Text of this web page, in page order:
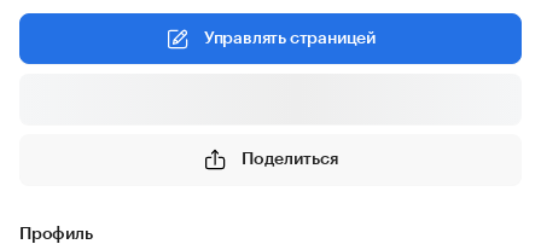
Управлять страницей
Поделиться
Профиль